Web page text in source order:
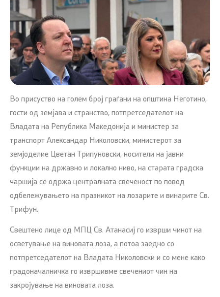
Во присуство на голем број граѓани на општина Неготино,
гости од земјава и странство, потпретседателот на
Владата на Република Македонија и министер за
транспорт Александар Николовски, министерот за
земјоделие Цветан Трипуновски, носители на јавни
функции на државно и локално ниво, на старата градска
чаршија се одржа централната свеченост по повод
одбележувањето на празникот на лозарите и винарите Св.
Трифун.
Свештено лице од МПЦ Св. Атанасиј го изврши чинот на
осветување на виновата лоза, а потоа заедно со
потпретседателот на Владата Николовски и со мене како
градоначалничка го извршивме свечениот чин на
закројување на виновата лоза.